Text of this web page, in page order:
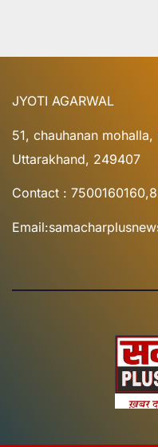
JYOTI AGARWAL
51, chauhanan
Uttarakhand, 249407
Contact :